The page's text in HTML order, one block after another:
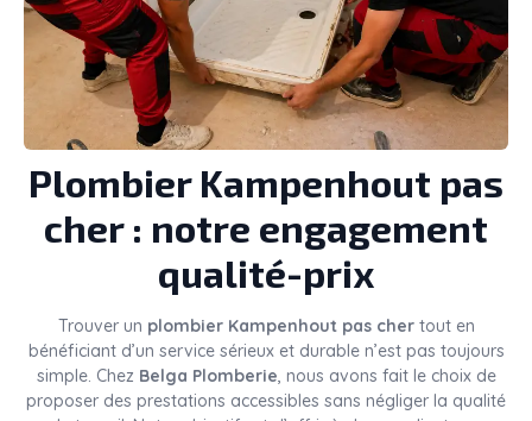
Plombier Kampenhout pas
cher : notre engagement
qualité-prix
Trouver un plombier Kampenhout pas chertout en
bénéficiant d’un service sérieux et durable n’est pas toujours
simple. Chez Belga Plomberie , nous avons fait le choix de
proposer des prestations accessibles sans négliger la qualité